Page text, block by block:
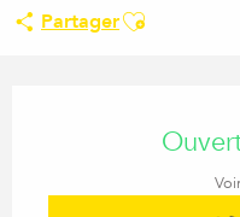
PartagerAjouter aux